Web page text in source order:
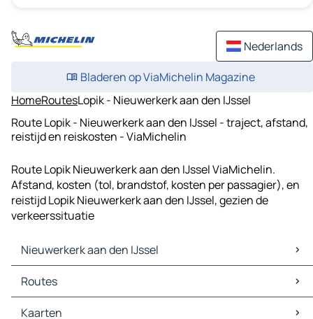
Nederlands
Bladeren op ViaMichelin Magazine
HomeRoutesLopik - Nieuwerkerk aan den IJssel
Route Lopik - Nieuwerkerk aan den IJssel - traject, afstand,
reistijd en reiskosten - ViaMichelin
Route Lopik Nieuwerkerk aan den IJssel ViaMichelin.
Afstand, kosten (tol, brandstof, kosten per passagier), en
reistijd Lopik Nieuwerkerk aan den IJssel, gezien de
verkeerssituatie
Nieuwerkerk aan den IJssel
Nieuwerkerk aan den IJssel Kaarten
Nieuwerkerk aan den IJssel Verkeer
Nieuwerkerk aan den IJssel Hotels
Routes
Routes Nieuwerkerk aan den IJssel - Rotterdam
Kaarten